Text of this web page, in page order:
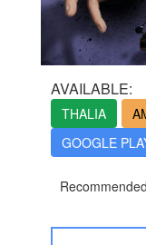
AVAILABLE:
THALIA
GOOGLE